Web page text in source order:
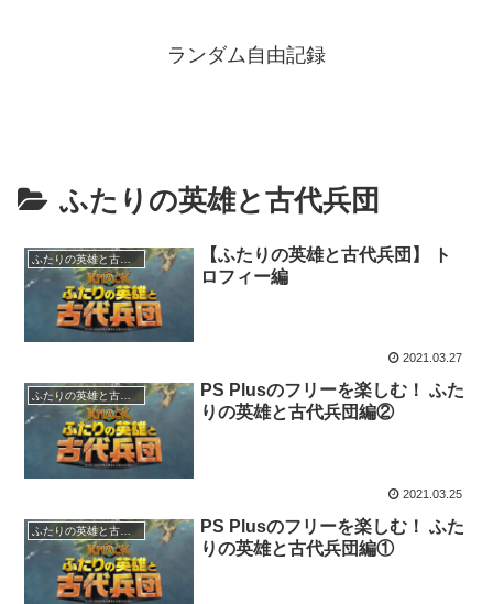
ランダム自由記録
ふたりの英雄と古代兵団
ふたりの英雄と古代兵団
【ふたりの英雄と古代兵団】 ト
ロフィー編
2021.03.27
ふたりの英雄と古代兵団
PS Plusのフリーを楽しむ！ ふた
りの英雄と古代兵団編②
2021.03.25
ふたりの英雄と古代兵団
PS Plusのフリーを楽しむ！ ふた
りの英雄と古代兵団編①